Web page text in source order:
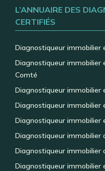
L’ANNUAIRE DES
CERTIFIÉS
Diagnostiqueur immobilier
Diagnostiqueur immobilier
Comté
Diagnostiqueur immobilier
Diagnostiqueur immobilier
Diagnostiqueur immobilier
Diagnostiqueur immobilier
Diagnostiqueur immobilier
Diagnostiqueur immobilier